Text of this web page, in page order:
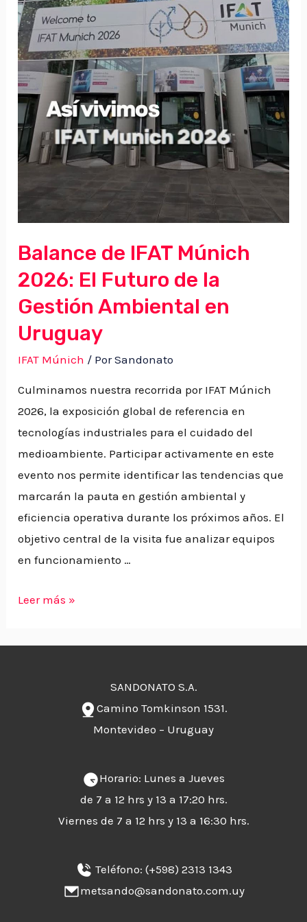
Balance de IFAT Múnich
2026: El Futuro de la
Gestión Ambiental en
Uruguay
IFAT Múnich / PorSandonato
Culminamos nuestra recorrida por IFAT Múnich
2026, la exposición global de referencia en
tecnologías industriales para el cuidado del
medioambiente. Participar activamente en este
evento nos permite identificar las tendencias que
marcarán la pauta en gestión ambiental y
eficiencia operativa durante los próximos años. El
objetivo central de la visita fue analizar equipos
en funcionamiento …
Leer más »
SANDONATO S.A.
Camino Tomkinson 1531.
Montevideo – Uruguay
Horario: Lunes a Jueves
de 7 a 12 hrs y 13 a 17:20 hrs.
Viernes de 7 a 12 hrs y 13 a 16:30 hrs.
Teléfono: (+598) 2313 1343
metsando@sandonato.com.uy